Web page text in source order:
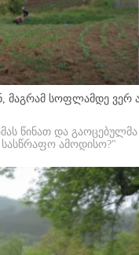
მაგრამ სოფლამდე ვერ
წინათ და გაოცებულმა
ამოდისო?"